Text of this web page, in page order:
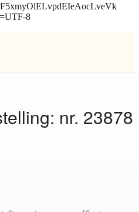
8
nr. 23878